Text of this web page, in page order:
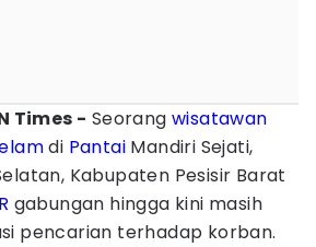
Times - Seorangwisatawan
di Pantai Mandiri Sejati,
Kabupaten Pesisir Barat
gabungan hingga kini masih
pencarian terhadap korban.